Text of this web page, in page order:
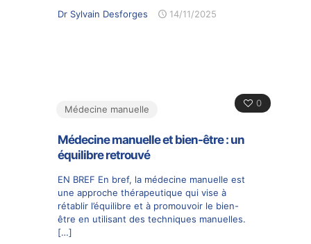
Dr Sylvain Desforges 14/11/2025
0
Médecine manuelle
Médecine manuelle et bien-être : un
équilibre retrouvé
EN BREF En bref, la médecine manuelle est
une approche thérapeutique qui vise à
rétablir l’équilibre et à promouvoir le bien-
être en utilisant des techniques manuelles.
[…]